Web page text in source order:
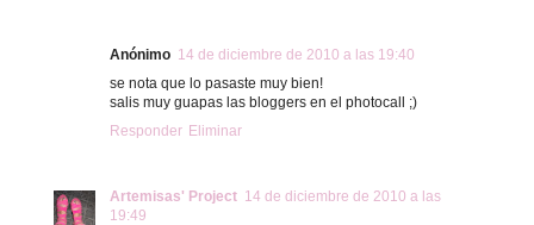
Anónimo 14 de diciembre de 2010 a las 19:40
se nota que lo pasaste muy bien!
salis muy guapas las bloggers en el photocall ;)
Responder Eliminar
Artemisas' Project 14 de diciembre de 2010 a las
19:49